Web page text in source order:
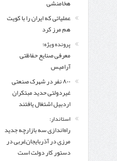
هخامنشی
عملیاتی که ایران را با کویت
هم مرز کرد
پرونده ویژه؛
معرفی صنایع حفاظتی
آرامیس
۸۰۰ نفر در شهرک صنعتی
غیردولتی حدید مبتکران
اردبیل اشتغال یافتند
استاندار:
راه‌اندازی سه بازارچه جدید
مرزی در آذربایجان‌غربی در
دستور کار دولت است